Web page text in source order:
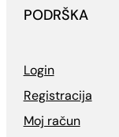
PODRŠKA
Login
Registracija
Moj račun